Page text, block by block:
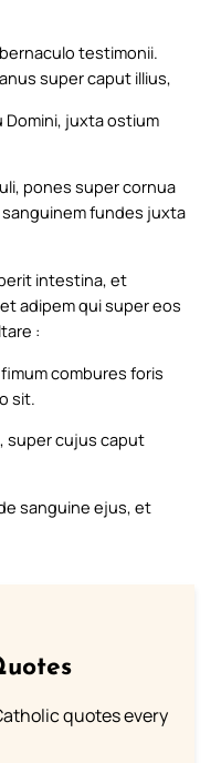
testimonii.
super caput illius,
juxta ostium
pones super cornua
fundes juxta
intestina, et
adipem qui super eos
:
combures foris
sit.
super cujus caput
sanguine ejus, et
quotes every